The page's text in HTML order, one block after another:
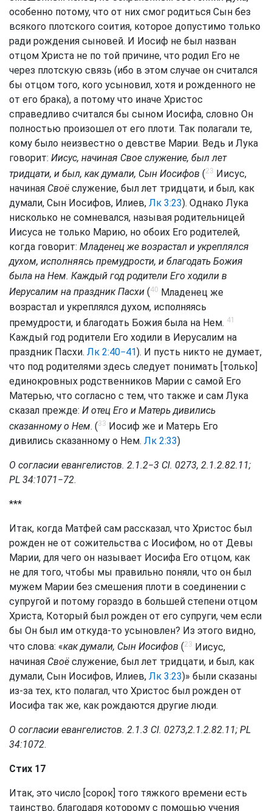
особенно потому, что от них смог родиться Сын без
всякого плотского соития, которое допустимо только
ради рождения сыновей. И Иосиф не был назван
отцом Христа не по той причине, что родил Его не
через плотскую связь (ибо в этом случае он считался
бы отцом того, кого усыновил, хотя и рожденного не
от его брака), а потому что иначе Христос
справедливо считался бы сыном Иосифа, словно Он
полностью произошел от его плоти. Так полагали те,
кому было неизвестно о девстве Марии. Ведь и Лука
говорит: Иисус, начиная Свое служение, был лет
тридцати, и был, как думали, Сын Иосифов (23 Иисус,
начиная Своё служение, был лет тридцати, и был, как
думали, Сын Иосифов, Илиев, Лк 3:23). Однако Лука
нисколько не сомневался, называя родительницей
Иисуса не только Марию, но обоих Его родителей,
когда говорит: Младенец же возрастал и укреплялся
духом, исполняясь премудрости, и благодать Божия
была на Нем. Каждый год родители Его ходили в
Иерусалим на праздник Пасхи (40 Младенец же
возрастал и укреплялся духом, исполняясь
премудрости, и благодать Божия была на Нем. 41
Каждый год родители Его ходили в Иерусалим на
праздник Пасхи. Лк 2:40−41). И пусть никто не думает,
что под родителями здесь следует понимать [только]
единокровных родственников Марии с самой Его
Матерью, что согласно с тем, что также и сам Лука
сказал прежде: И отец Его и Матерь дивились
сказанному о Нем. (33 Иосиф же и Матерь Его
дивились сказанному о Нем. Лк 2:33)
О согласии евангелистов. 2.1.2−3 Сl. 0273, 2.1.2.82.11;
PL 34:1071−72.
***
Итак, когда Матфей сам рассказал, что Христос был
рожден не от сожительства с Иосифом, но от Девы
Марии, для чего он называет Иосифа Его отцом, как
не для того, чтобы мы правильно поняли, что он был
мужем Марии без смешения плоти в соединении с
супругой и потому гораздо в большей степени отцом
Христа, Который был рожден от его супруги, чем если
бы Он был им откуда-то усыновлен? Из этого видно,
что слова: «как думали, Сын Иосифов (23 Иисус,
начиная Своё служение, был лет тридцати, и был, как
думали, Сын Иосифов, Илиев, Лк 3:23)» были сказаны
из-за тех, кто полагал, что Христос был рожден от
Иосифа так же, как рождаются другие люди.
О согласии евангелистов. 2.1.3 Сl. 0273,2.1.2.82.11; PL
34:1072.
Стих 17
Итак, это число [сорок] того тяжкого времени есть
таинство, благодаря которому с помощью учения